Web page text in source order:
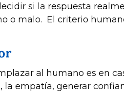
si la respuesta
o malo.  El criterio
al humano es en
empatía, generar